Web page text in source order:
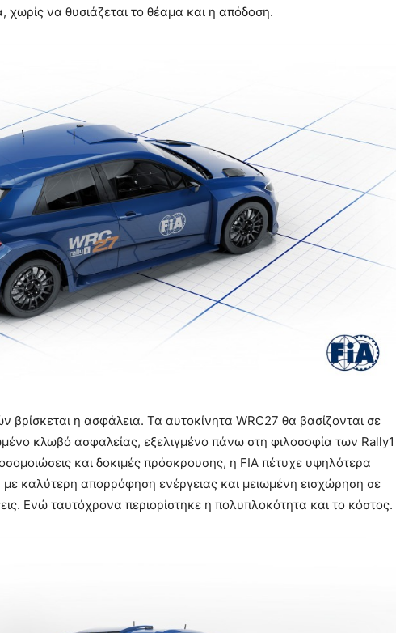
χωρίς να θυσιάζεται το θέαμα και η απόδοση.
η ασφάλεια. Τα αυτοκίνητα WRC27 θα βασίζονται σε
κλωβό ασφαλείας, εξελιγμένο πάνω στη φιλοσοφία των Rally1
και δοκιμές πρόσκρουσης, η FIA πέτυχε υψηλότερα
καλύτερη απορρόφηση ενέργειας και μειωμένη εισχώρηση σε
Ενώ ταυτόχρονα περιορίστηκε η πολυπλοκότητα και το κόστος.